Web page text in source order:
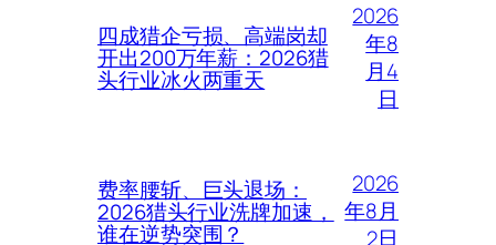
四成猎企亏损、高端岗却
开出200万年薪：2026猎
头行业冰火两重天
2026
年8
月4
日
费率腰斩、巨头退场：
2026猎头行业洗牌加速，
谁在逆势突围？
2026
年8月
2日